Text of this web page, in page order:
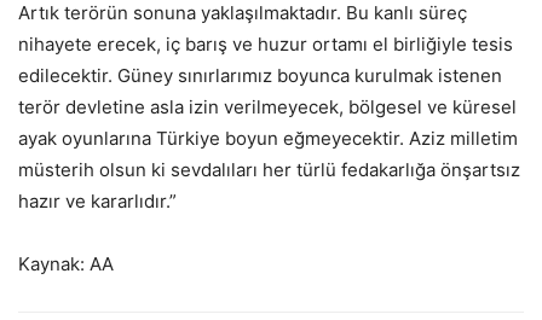
Artık terörün sonuna yaklaşılmaktadır. Bu kanlı süreç
nihayete erecek, iç barış ve huzur ortamı el birliğiyle tesis
edilecektir. Güney sınırlarımız boyunca kurulmak istenen
terör devletine asla izin verilmeyecek, bölgesel ve küresel
ayak oyunlarına Türkiye boyun eğmeyecektir. Aziz milletim
müsterih olsun ki sevdalıları her türlü fedakarlığa önşartsız
hazır ve kararlıdır.”
Kaynak: AA